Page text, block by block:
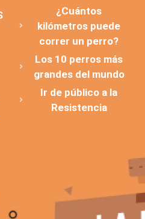
¿Cuántos
kilómetros puede
correr un perro?
Los 10 perros más
grandes del mundo
Ir de público a la
Resistencia